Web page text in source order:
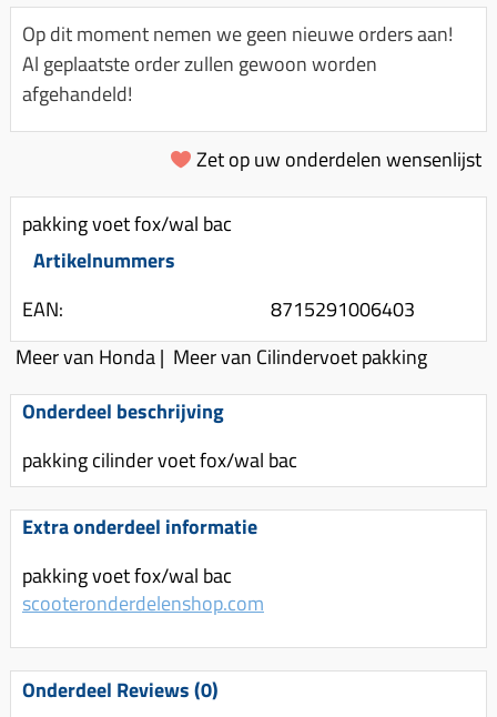
Spanningsregelaar
Toerenbegrenzer
Remlichtschakelaar
Luchtfilter (delen)
Luchtfilter deksel
Motor blokken
Membraan (delen)
Pakking (sets)
Vlotterbak pakking
Powerfilter
Schakel (delen)
Spruitstuk (delen)
Uitlaten compleet
Uitlaat bocht
Radiateur (delen)
Waterpomp (delen)
Variorolsets
Km teller kabel
Kickstart deksel
Kickstart ronsel
Schokbrekers
Spiegels
Stuur (delen)
Remblokken
Rem (delen)
Remhevels
Remsegmenten
Remschijven
Voorvork
Kinderzitje (scooter)
Olie-onderhoudsmiddelen
Oppakbeugel
Scooterhoezen
Scooter Kleding
Stickers
Stuurslot
Regenkleding
Vespa accessoires
Voordragers
Accessoires overig
Gereedschap
Op dit moment nemen we geen nieuwe orders aan!
Al geplaatste order zullen gewoon worden
afgehandeld!
Zet op uw onderdelen wensenlijst
pakking voet fox/wal bac
Artikelnummers
EAN:
8715291006403
Meer van Honda| Meer van Cilindervoet pakking
Onderdeel beschrijving
pakking cilinder voet fox/wal bac
Extra onderdeel informatie
pakking voet fox/wal bac
scooteronderdelenshop.com
Onderdeel Reviews (0)